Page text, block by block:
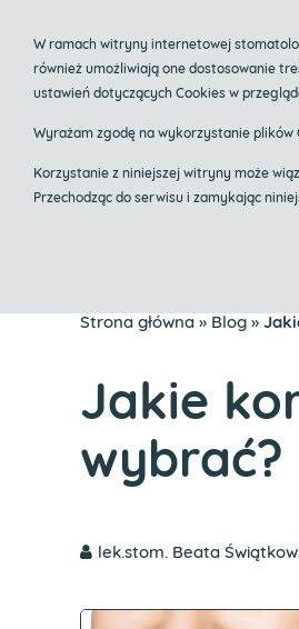
Klinika
Strona główna » Blog »
Jakie
wybrać?
lek.stom. Beata
W ramach witryny internetowej
również umożliwiają one dostosowanie
ustawień dotyczących Cookies w
Wyrażam zgodę na wykorzystanie
Korzystanie z niniejszej witryny może
Przechodząc do serwisu i zamykając